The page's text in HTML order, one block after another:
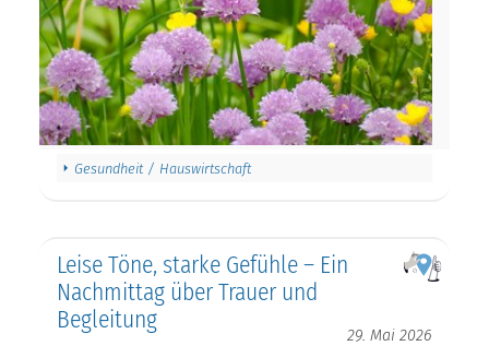
Gesundheit / Hauswirtschaft
Leise Töne, starke Gefühle – Ein
Nachmittag über Trauer und
Begleitung
29. Mai 2026